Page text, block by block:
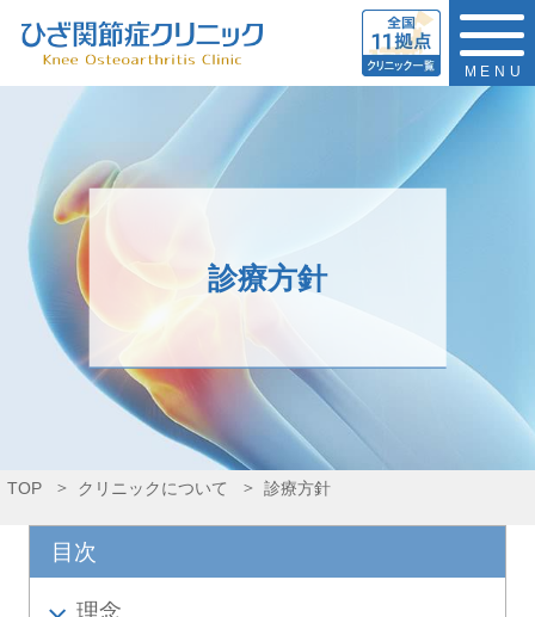
MENU
診療方針
TOP クリニックについて 診療方針
目次
理念